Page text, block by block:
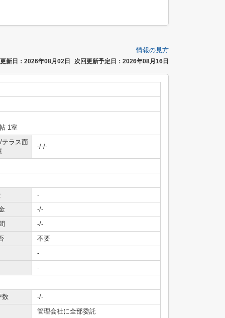
情報の見方
新日：2026年08月02日 次回更新予定日：2026年08月16日
1室
テラス面
-/-/-
-
-/-
-/-
不要
-
-
数
-/-
管理会社に全部委託